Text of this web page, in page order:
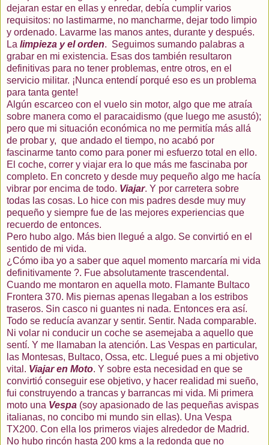
dejaran estar en ellas y enredar, debía cumplir varios
requisitos: no lastimarme, no mancharme, dejar todo limpio
y ordenado. Lavarme las manos antes, durante y después.
La limpieza y el orden. Seguimos sumando palabras a
grabar en mi existencia. Esas dos también resultaron
definitivas para no tener problemas, entre otros, en el
servicio militar. ¡Nunca entendí porqué eso es un problema
para tanta gente!
Algún escarceo con el vuelo sin motor, algo que me atraía
sobre manera como el paracaidismo (que luego me asustó);
pero que mi situación económica no me permitía más allá
de probar y, que andado el tiempo, no acabó por
fascinarme tanto como para poner mi esfuerzo total en ello.
El coche, correr y viajar era lo que más me fascinaba por
completo. En concreto y desde muy pequeño algo me hacía
vibrar por encima de todo. Viajar. Y por carretera sobre
todas las cosas. Lo hice con mis padres desde muy muy
pequeño y siempre fue de las mejores experiencias que
recuerdo de entonces.
Pero hubo algo. Más bien llegué a algo. Se convirtió en el
sentido de mi vida.
¿Cómo iba yo a saber que aquel momento marcaría mi vida
definitivamente ?. Fue absolutamente trascendental.
Cuando me montaron en aquella moto. Flamante Bultaco
Frontera 370. Mis piernas apenas llegaban a los estribos
traseros. Sin casco ni guantes ni nada. Entonces era así.
Todo se reducía avanzar y sentir. Sentir. Nada comparable.
Ni volar ni conducir un coche se asemejaba a aquello que
sentí. Y me llamaban la atención. Las Vespas en particular,
las Montesas, Bultaco, Ossa, etc. Llegué pues a mi objetivo
vital. Viajar en Moto. Y sobre esta necesidad en que se
convirtió conseguir ese objetivo, y hacer realidad mi sueño,
fui construyendo a trancas y barrancas mi vida. Mi primera
moto una Vespa (soy apasionado de las pequeñas avispas
italianas, no concibo mi mundo sin ellas). Una Vespa
TX200. Con ella los primeros viajes alrededor de Madrid.
No hubo rincón hasta 200 kms a la redonda que no